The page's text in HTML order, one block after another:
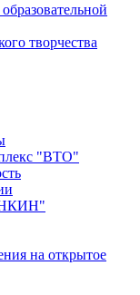
творчества
"ВТО"
на открытое